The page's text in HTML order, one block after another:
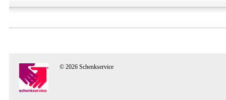
© 2026 Schenkservice